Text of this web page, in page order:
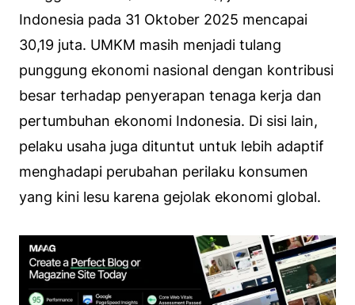
Indonesia pada 31 Oktober 2025 mencapai
30,19 juta. UMKM masih menjadi tulang
punggung ekonomi nasional dengan kontribusi
besar terhadap penyerapan tenaga kerja dan
pertumbuhan ekonomi Indonesia. Di sisi lain,
pelaku usaha juga dituntut untuk lebih adaptif
menghadapi perubahan perilaku konsumen
yang kini lesu karena gejolak ekonomi global.